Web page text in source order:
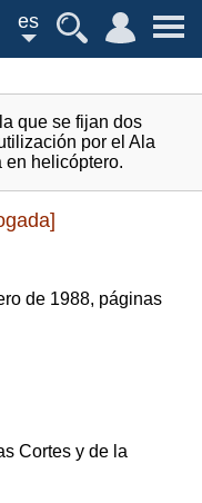
es
que se fijan dos
por el Ala
en helicóptero.
de 1988, páginas
Cortes y de la